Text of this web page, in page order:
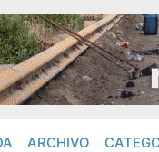
ARCHIVO